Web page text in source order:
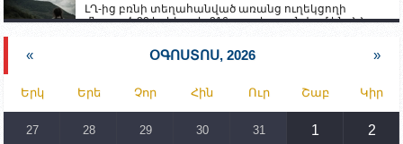
ԼՂ-ից բռնի տեղահանված առանց ուղեկցողի
մնացած 20 երեխա և 216 տարեց գտնվում են ՀՀ
նախարարության հոգածության ներքո
Իրանը կողմ է տարածաշրջանի համար շահավետ
տրանսպորտային հաղորդակցությունների
զարգացմանը, սակայն ոչ՝ միջազգային
սահմանների փոփոխությանը
« ՕԳՈՍՏՈՍ, 2026 »
Երկ Երե Չոր Հին Ուր Շաբ Կիր
27 28 29 30 31 1 2